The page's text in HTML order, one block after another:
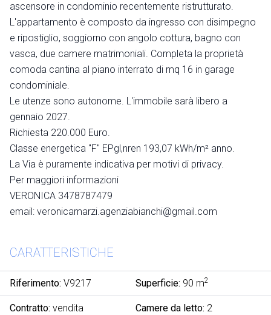
ascensore in condominio recentemente ristrutturato.
L'appartamento è composto da ingresso con disimpegno
e ripostiglio, soggiorno con angolo cottura, bagno con
vasca, due camere matrimoniali. Completa la proprietà
comoda cantina al piano interrato di mq 16 in garage
condominiale.
Le utenze sono autonome. L'immobile sarà libero a
gennaio 2027.
Richiesta 220.000 Euro.
Classe energetica "F" EPgl,nren 193,07 kWh/m² anno.
La Via è puramente indicativa per motivi di privacy.
Per maggiori informazioni
VERONICA 3478787479
email: veronicamarzi.agenziabianchi@gmail.com
CARATTERISTICHE
Riferimento: V9217 Superficie: 90 m2
Contratto: vendita Camere da letto: 2